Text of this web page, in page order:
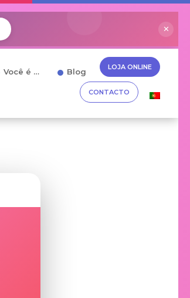
✕
Você é … Blog LOJA ONLINE
CONTACTO